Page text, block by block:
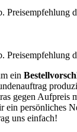
Preisempfehlung
Preisempfehlung
ein
gegen Aufpreis
ein persönliches
uns einfach!